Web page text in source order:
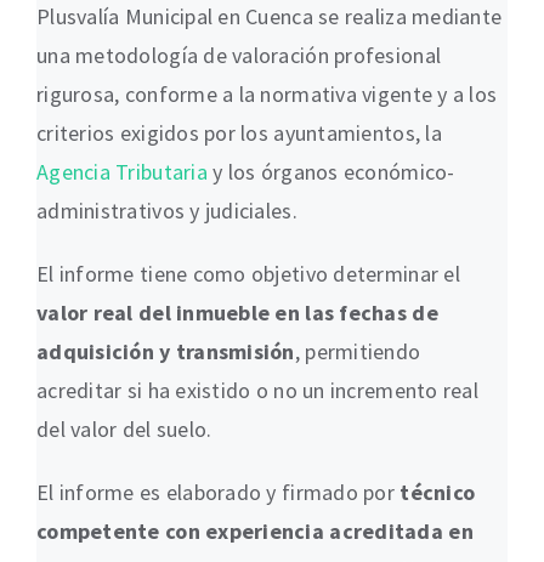
Plusvalía Municipal en Cuenca se realiza mediante
una metodología de valoración profesional
rigurosa, conforme a la normativa vigente y a los
criterios exigidos por los ayuntamientos, la
Agencia Tributaria y los órganos económico-
administrativos y judiciales.
El informe tiene como objetivo determinar el
valor real del inmueble en las fechas de
adquisición y transmisión, permitiendo
acreditar si ha existido o no un incremento real
del valor del suelo.
El informe es elaborado y firmado por técnico
competente con experiencia acreditada en